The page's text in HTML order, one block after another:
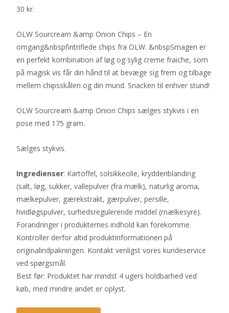
30 kr.
OLW Sourcream &amp Onion Chips – En
omgang&nbspfintriflede chips fra OLW. &nbspSmagen er
en perfekt kombination af løg og sylig creme fraiche, som
på magisk vis får din hånd til at bevæge sig frem og tilbage
mellem chipsskålen og din mund. Snacken til enhver stund!
OLW Sourcream &amp Onion Chips sælges stykvis i en
pose med 175 gram.
Sælges stykvis.
Ingredienser: Kartoffel, solsikkeolie, krydderiblanding
(salt, løg, sukker, vallepulver (fra mælk), naturlig aroma,
mælkepulver, gærekstrakt, gærpulver, persille,
hvidløgspulver, surhedsregulerende middel (mælkesyre).
Forandringer i produkternes indhold kan forekomme.
Kontroller derfor altid produktinformationen på
originalindpakningen. Kontakt venligst vores kundeservice
ved spørgsmål.
Best før: Produktet har mindst 4 ugers holdbarhed ved
køb, med mindre andet er oplyst.